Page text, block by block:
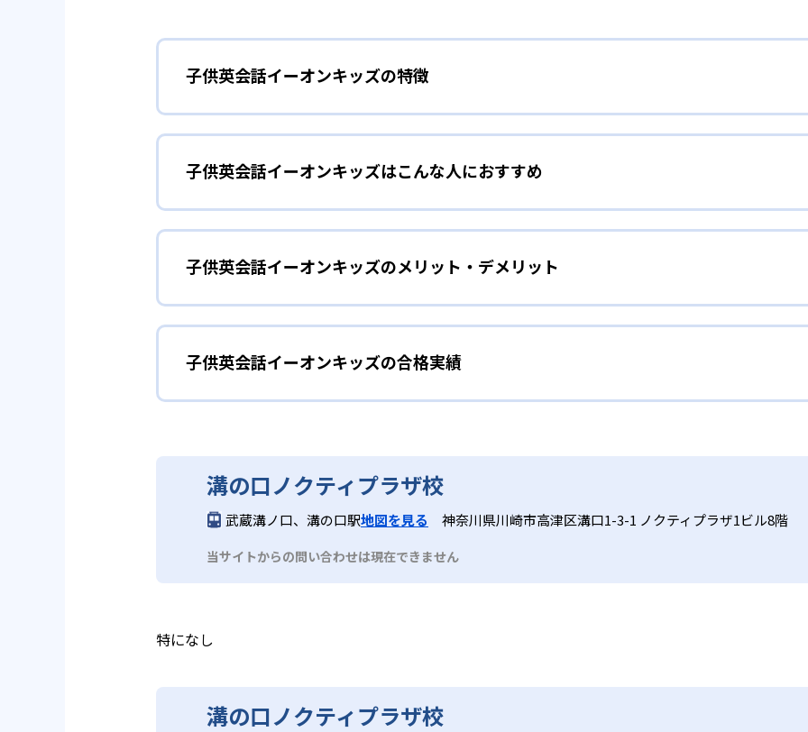
子供英会話イーオンキッズの特徴
1 年齢別きめ細かなクラス分け
幼児・未就学児から中学生まで、発達段階に合わせて「1・2歳」「3歳」「4・5歳」「6歳」「
学5～6年」「中学1～3年」と細かくクラスを設定。子どもの興味や理解度にマッチした教材と
2 4技能の習得
「聞く・話す・読む・書く」の4技能をバランス良く習得する。レッスンは英語のみで進行し
身につく。英検®など資格試験対策にも強い英語力を育む。
子供英会話イーオンキッズはこんな人におすすめ
遊びや歌を通して英語を自然にインプットし、子どもの発達段階に合わせたアプローチで無理
資格試験対策を進めたい人
英語の4技能をバランス良く伸ばしつつ、資格試験対策も行いたい場合におすすめ。グループレ
高校受験に向けた英語学力を強化したい場合に最適。ネイティブと日本人教師が協力し、英会
子供英会話イーオンキッズのメリット・デメリット
年齢・学年ごとに細分化されたクラス編成で、子どもの発達段階に応じた教材と指導法を提供
グループレッスンが主体のため、子ども一人ひとりの進度や理解度に合わせた個別指導を希望
（別料金）が必要となる。また、通学型のスクールであるため、送迎やスケジュール調整の手
子供英会話イーオンキッズの合格実績
子供英会話イーオンキッズは合格実績を公式サイトで公開していない。
溝の口ノクティプラザ校
武蔵溝ノ口、溝の口駅地図を見る 神奈川県川崎市高津区溝口1-3-1 ノクティプラザ1ビル8階
当サイトからの問い合わせは現在できません
特になし
溝の口ノクティプラザ校